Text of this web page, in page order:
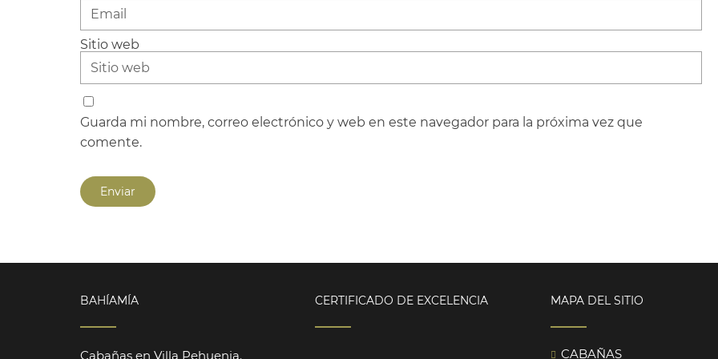
Sitio web
Guarda mi nombre, correo electrónico y web en este navegador para la próxima vez que
comente.
BAHÍAMÍA
Cabañas en Villa Pehuenia.
CERTIFICADO DE EXCELENCIA MAPA DEL SITIO
CABAÑAS